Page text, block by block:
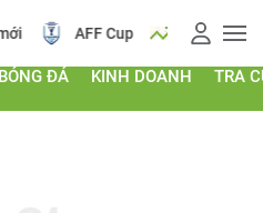
AFF Cup Giá vàng
BÓNG ĐÁ KINH DOANH TRA